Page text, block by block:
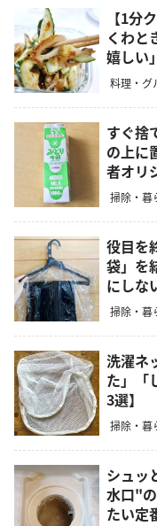
【1分
くわと
嬉しい
料理・グ
すぐ捨
の上に
者オリ
掃除・暮
役目を
袋」を
にしな
掃除・暮
洗濯ネ
た」「
3選】
掃除・暮
シュッ
水口"
たい定